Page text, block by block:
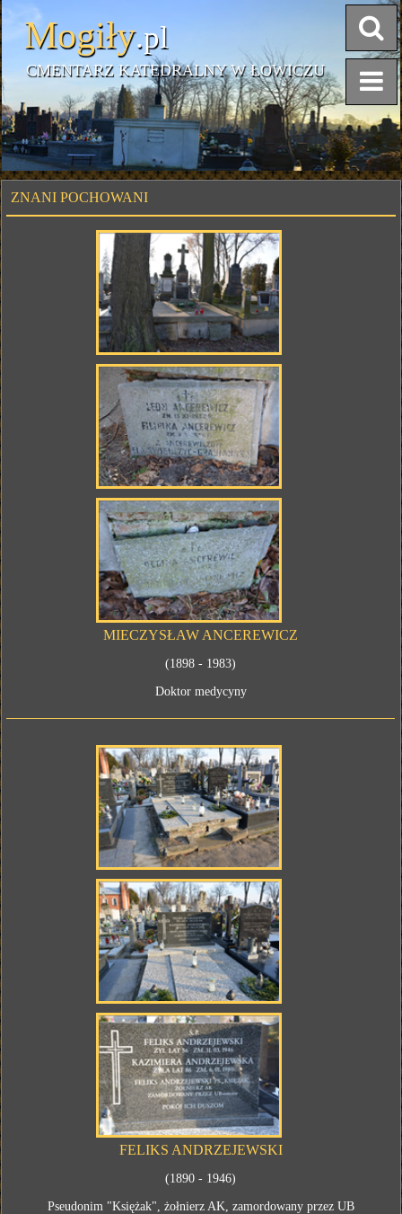
Mogiły.pl
CMENTARZ KATEDRALNY W ŁOWICZU
ZNANI POCHOWANI
MIECZYSŁAW ANCEREWICZ
(1898 - 1983)
Doktor medycyny
FELIKS ANDRZEJEWSKI
(1890 - 1946)
Pseudonim "Księżak", żołnierz AK, zamordowany przez UB